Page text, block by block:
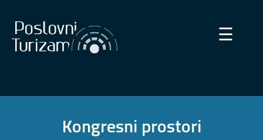
×
☰
Kongresni prostori